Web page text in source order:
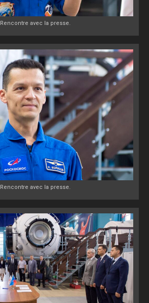
Rencontre avec la presse.
Rencontre avec la presse.